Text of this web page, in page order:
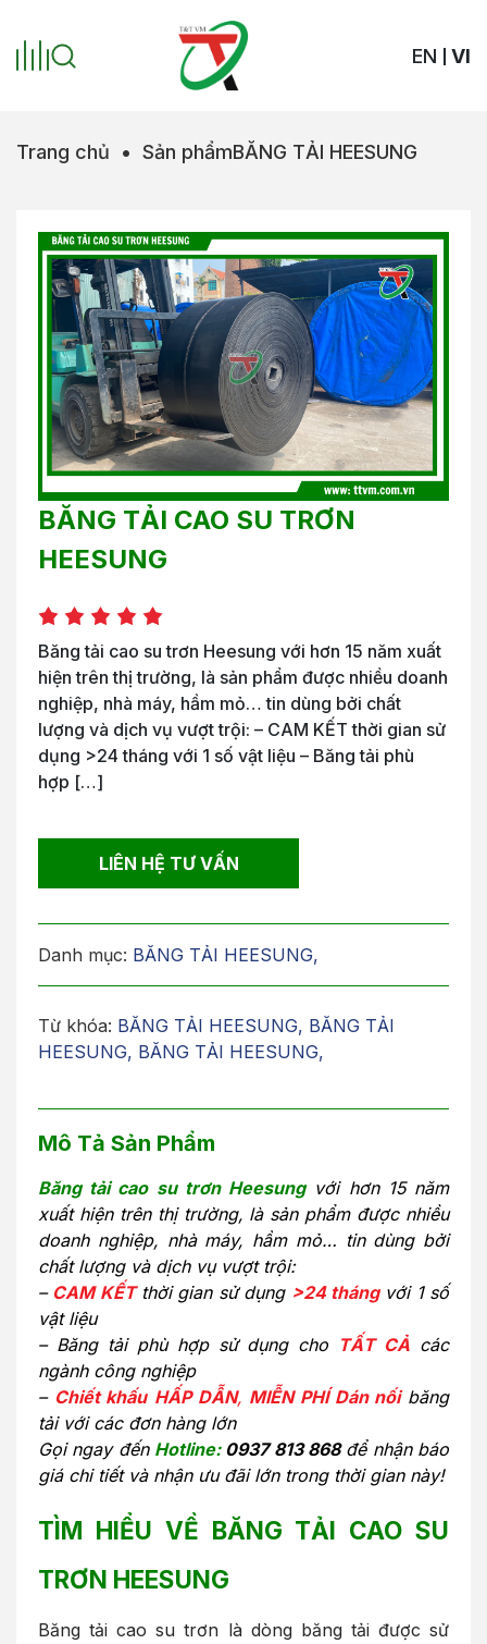
EN VI
Trang chủ • Sản phẩmBĂNG TẢI HEESUNG
BĂNG TẢI CAO SU TRƠN
HEESUNG
Băng tải cao su trơn Heesung với hơn 15 năm xuất
hiện trên thị trường, là sản phẩm được nhiều doanh
nghiệp, nhà máy, hầm mỏ… tin dùng bởi chất
lượng và dịch vụ vượt trội: – CAM KẾT thời gian sử
dụng >24 tháng với 1 số vật liệu – Băng tải phù
hợp […]
LIÊN HỆ TƯ VẤN
Danh mục: BĂNG TẢI HEESUNG,
Từ khóa: BĂNG TẢI HEESUNG, BĂNG TẢI
HEESUNG, BĂNG TẢI HEESUNG,
Mô Tả Sản Phẩm
Băng tải cao su trơn Heesungvới hơn 15 năm
xuất hiện trên thị trường, là sản phẩm được nhiều
doanh nghiệp, nhà máy, hầm mỏ… tin dùng bởi
chất lượng và dịch vụ vượt trội:
– CAM KẾTthời gian sử dụng >24 thángvới 1 số
vật liệu
– Băng tải phù hợp sử dụng cho TẤT CẢ các
ngành công nghiệp
– Chiết khấu HẤP DẪN, MIỄN PHÍ Dán nốibăng
tải với các đơn hàng lớn
Gọi ngay đến Hotline: 0937 813 868để nhận báo
giá chi tiết và nhận ưu đãi lớn trong thời gian này!
TÌM HIỂU VỀ BĂNG TẢI CAO SU
TRƠN HEESUNG
Băng tải cao su trơn là dòng băng tải được sử